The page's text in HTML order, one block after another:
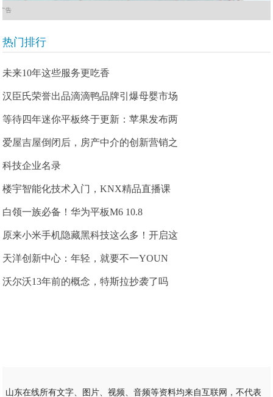
广告
热门排行
未来10年这些服务更吃香
汉臣氏荣誉出品滴滴鸭品牌引爆母婴市场
等待四年迷你平板终于更新：苹果发布两
爱屋吉屋倒闭后，房产中介的创新营销之
科技企业名录
楼宇智能化技术入门，KNX精品直播课
白领一族必备！华为平板M6 10.8
原来小米手机隐藏黑科技这么多！开启这
天洋创新中心：年轻，就要不一YOUN
沃尔沃13年前的概念，特斯拉抄袭了吗
山东在线所有文字、图片、视频、音频等资料均来自互联网，不代表